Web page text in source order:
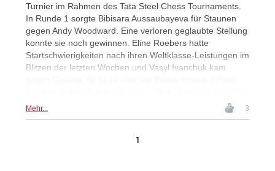
Turnier im Rahmen des Tata Steel Chess Tournaments.
In Runde 1 sorgte Bibisara Aussaubayeva für Staunen
gegen Andy Woodward. Eine verloren geglaubte Stellung
konnte sie noch gewinnen. Eline Roebers hatte
Startschwierigkeiten nach ihren Weltklasse-Leistungen im
Blitzen der letzten Wochen und Vasyl Ivanchuk kam
Mehr... 3
1